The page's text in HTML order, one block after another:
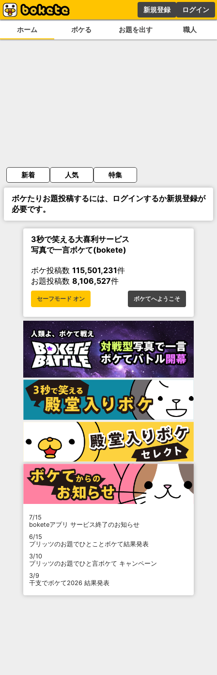
新規登録 ログイン
ホーム ボケる お題を出す 職人
新着 人気 特集
ボケたりお題投稿するには、ログインするか新規登録が
必要です。
3秒で笑える大喜利サービス
写真で一言ボケて(bokete)
ボケ投稿数 115,501,231件
お題投稿数 8,106,527件
セーフモード オン ボケてへようこそ
7/15
boketeアプリ サービス終了のお知らせ
6/15
プリッツのお題でひとことボケて結果発表
3/10
プリッツのお題でひと言ボケて キャンペーン
3/9
干支でボケて2026 結果発表